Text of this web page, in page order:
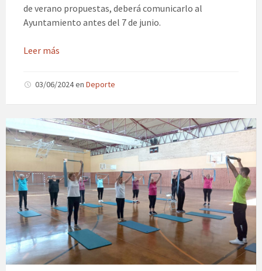
de verano propuestas, deberá comunicarlo al
Ayuntamiento antes del 7 de junio.
Leer más
03/06/2024en Deporte